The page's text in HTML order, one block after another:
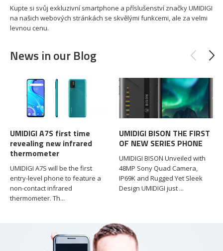
Kupte si svůj exkluzivní smartphone a příslušenství značky UMIDIGI
na našich webových stránkách se skvělými funkcemi, ale za velmi
levnou cenu.
News in our Blog
UMIDIGI A7S first time
revealing new infrared
thermometer
UMIDIGI A7S will be the first
entry-level phone to feature a
non-contact infrared
thermometer. Th...
UMIDIGI BISON THE FIRST
OF NEW SERIES PHONE
UMIDIGI BISON Unveiled with
48MP Sony Quad Camera,
IP69K and Rugged Yet Sleek
Design UMIDIGI just ...